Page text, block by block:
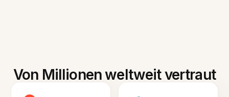
Von Millionen weltweit vertraut